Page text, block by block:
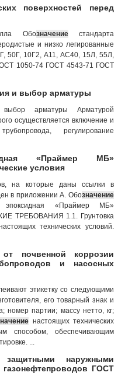
поверхностей перед
Обозначениестандарта
и низко легированные
50Г, 10Г2, A11, АС40, 15Л, 55Л,
1050-74 ГОСТ 4543-71 ГОСТ
и выбор арматуры
арматуры Арматурой
осуществляется включение и
регулирование
«Праймер МБ»
условия
на которые даны ссылки в
в приложении А. Обозначение
эпоксидная «Праймер МБ»
ТРЕБОВАНИЯ 1.1. Грунтовка
техни­ческих условий.
почвенной коррозии
и насосных
этикетку со следующими
его товарный знак и
номер партии; массу нетто, кг;
настоящих технических
способом, обеспечивающим
...
наружными
ГОСТ